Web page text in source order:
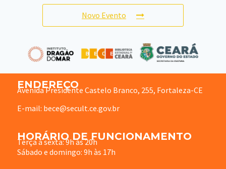
Novo Evento
ENDEREÇO
Avenida Presidente Castelo Branco, 255, Fortaleza-CE
E-mail: bece@secult.ce.gov.br
HORÁRIO DE FUNCIONAMENTO
Terça à sexta: 9h às 20h
Sábado e domingo: 9h às 17h